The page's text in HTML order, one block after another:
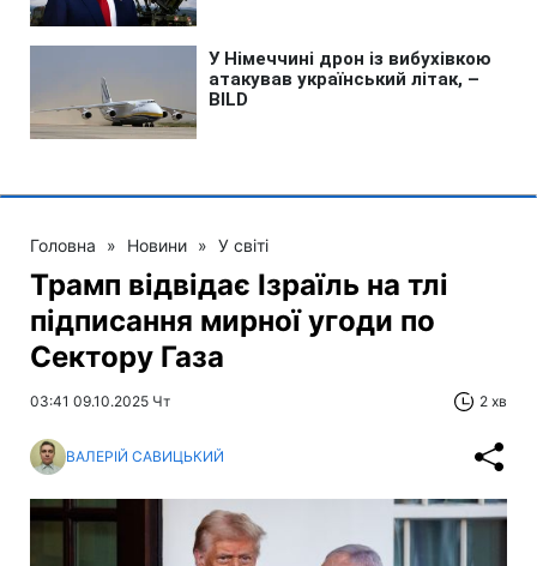
Головна » Новини » У світі
Трамп відвідає Ізраїль на тлі
підписання мирної угоди по
Сектору Газа
03:41 09.10.2025 Чт 2 хв
ВАЛЕРІЙ САВИЦЬКИЙ